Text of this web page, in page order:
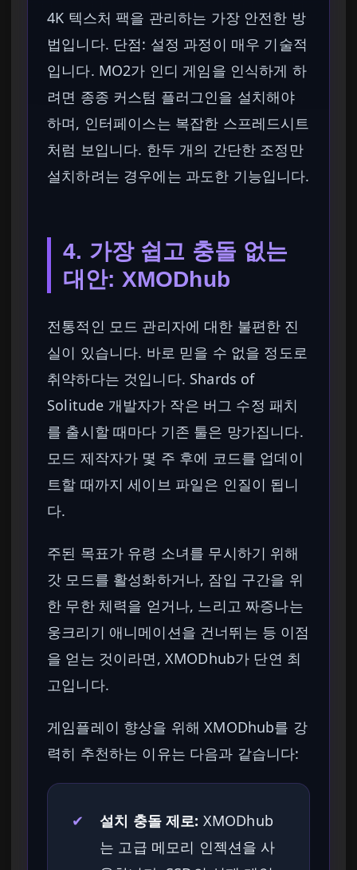
4K 텍스처 팩을 관리하는 가장 안전한 방
법입니다. 단점: 설정 과정이 매우 기술적
입니다. MO2가 인디 게임을 인식하게 하
려면 종종 커스텀 플러그인을 설치해야
하며, 인터페이스는 복잡한 스프레드시트
처럼 보입니다. 한두 개의 간단한 조정만
설치하려는 경우에는 과도한 기능입니다.
4. 가장 쉽고 충돌 없는
대안: XMODhub
전통적인 모드 관리자에 대한 불편한 진
실이 있습니다. 바로 믿을 수 없을 정도로
취약하다는 것입니다. Shards of
Solitude 개발자가 작은 버그 수정 패치
를 출시할 때마다 기존 툴은 망가집니다.
모드 제작자가 몇 주 후에 코드를 업데이
트할 때까지 세이브 파일은 인질이 됩니
다.
주된 목표가 유령 소녀를 무시하기 위해
갓 모드를 활성화하거나, 잠입 구간을 위
한 무한 체력을 얻거나, 느리고 짜증나는
웅크리기 애니메이션을 건너뛰는 등 이점
을 얻는 것이라면, XMODhub가 단연 최
고입니다.
게임플레이 향상을 위해 XMODhub를 강
력히 추천하는 이유는 다음과 같습니다:
✔ 설치 충돌 제로: XMODhub
는 고급 메모리 인젝션을 사